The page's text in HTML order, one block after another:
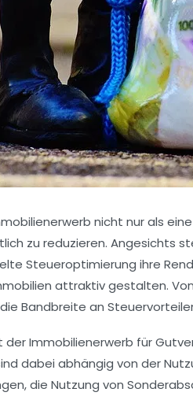
nicht nur als
zu reduzieren. Angesichts
Steueroptimierung ihre
attraktiv gestalten.
Bandbreite an
Immobilienerwerb für
dabei abhängig von der
die Nutzung von